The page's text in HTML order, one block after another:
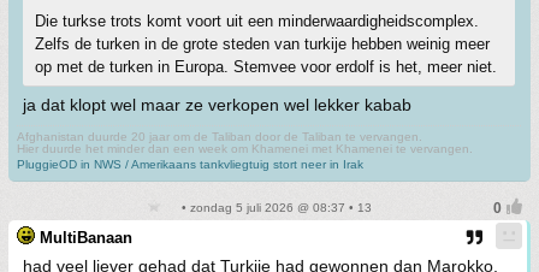
Die turkse trots komt voort uit een minderwaardigheidscomplex.
Zelfs de turken in de grote steden van turkije hebben weinig meer
op met de turken in Europa. Stemvee voor erdolf is het, meer niet.
ja dat klopt wel maar ze verkopen wel lekker kabab
Afghanistan duurde 20 jaar om de Taliban door de Taliban te vervangen.
Hier duurde het minder dan een week om Khamenei met Khamenei te vervangen.
PluggieOD in NWS / Amerikaans tankvliegtuig stort neer in Irak
• zondag 5 juli 2026 @ 08:37 • 13
MultiBanaan
had veel liever gehad dat Turkije had gewonnen dan Marokko,